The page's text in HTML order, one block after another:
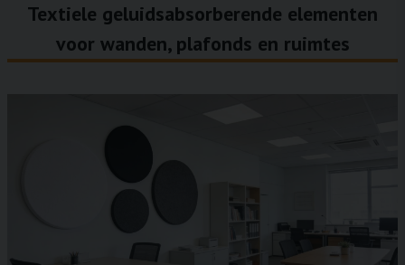
Textiele geluidsabsorberende elementen
voor wanden, plafonds en ruimtes